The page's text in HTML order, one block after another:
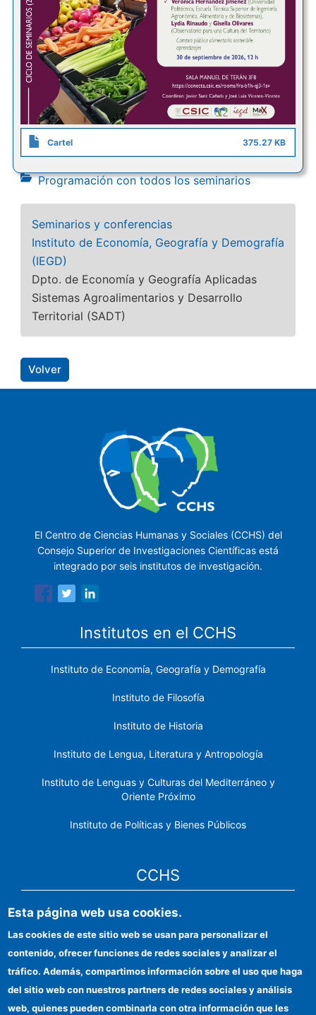
Cartel 375.27 KB
Programación con todos los seminarios
Seminarios y conferencias
Instituto de Economía, Geografía y Demografía
(IEGD)
Dpto. de Economía y Geografía Aplicadas
Sistemas Agroalimentarios y Desarrollo
Territorial (SADT)
Volver
El Centro de Ciencias Humanas y Sociales (CCHS) del
Consejo Superior de Investigaciones Científicas está
integrado por seis institutos de investigación.
Institutos en el CCHS
Instituto de Economía, Geografía y Demografía
Instituto de Filosofía
Instituto de Historia
Instituto de Lengua, Literatura y Antropología
Instituto de Lenguas y Culturas del Mediterráneo y
Oriente Próximo
Instituto de Políticas y Bienes Públicos
CCHS
Sede electrónica CSIC
Identidad institucional
Información para proveedores
Ayudas FEDER
Esta página web usa cookies.
Las cookies de este sitio web se usan para personalizar el
contenido, ofrecer funciones de redes sociales y analizar el
tráfico. Además, compartimos información sobre el uso que haga
del sitio web con nuestros partners de redes sociales y análisis
web, quienes pueden combinarla con otra información que les